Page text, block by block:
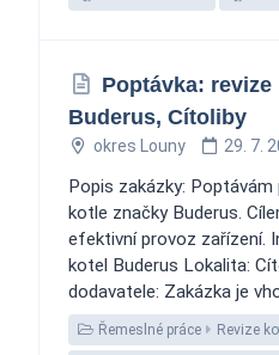
Poptávka:
Buderus, Cítoliby
okres Louny 29. 7.
Popis zakázky: Poptávám
kotle značky Buderus.
efektivní provoz zařízení.
kotel Buderus Lokalita:
dodavatele: Zakázka je
Řemeslné práce Revize